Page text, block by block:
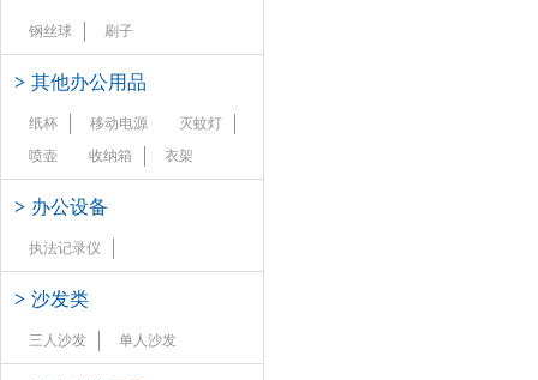
钢丝球 刷子
> 其他办公用品
纸杯 移动电源
灭蚊灯
喷壶
收纳箱 衣架
> 办公设备
执法记录仪
> 沙发类
三人沙发 单人沙发